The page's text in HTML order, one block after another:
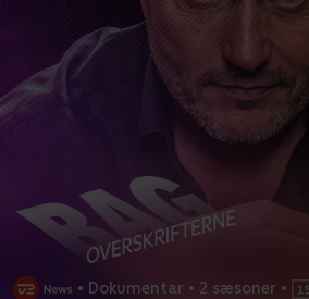
• Dokumentar • 2 sæsoner •